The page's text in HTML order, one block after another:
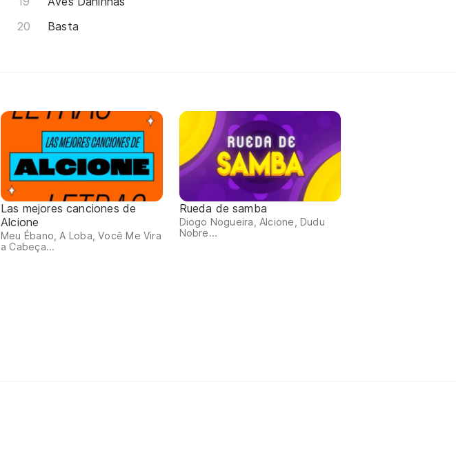
Basta
Las mejores canciones de
Alcione
Meu Ébano, A Loba, Você Me Vira
a Cabeça...
Rueda de samba
Diogo Nogueira, Alcione, Dudu
Nobre...